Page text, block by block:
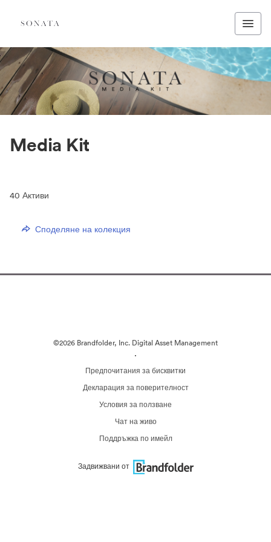
Media Kit
40 Активи
Споделяне на колекция
©2026 Brandfolder, Inc. Digital Asset Management
·
Предпочитания за бисквитки
Декларация за поверителност
Условия за ползване
Чат на живо
Поддръжка по имейл
Задвижвани от